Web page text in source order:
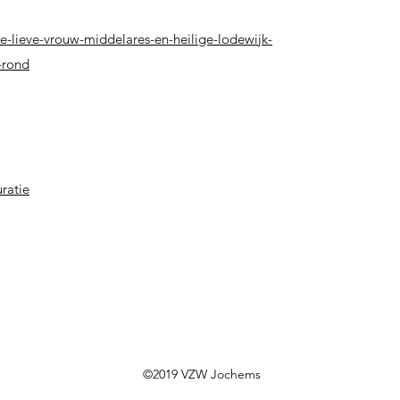
lieve-vrouw-middelares-en-heilige-lodewijk-
©2019 VZW Jochems